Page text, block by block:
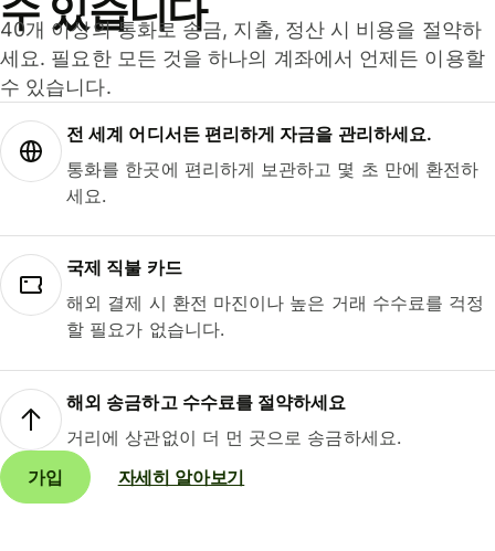
수 있습니다
40개 이상의 통화로 송금, 지출, 정산 시 비용을 절약하
세요. 필요한 모든 것을 하나의 계좌에서 언제든 이용할
수 있습니다.
전 세계 어디서든 편리하게 자금을 관리하세요.
통화를 한곳에 편리하게 보관하고 몇 초 만에 환전하
세요.
국제 직불 카드
해외 결제 시 환전 마진이나 높은 거래 수수료를 걱정
할 필요가 없습니다.
해외 송금하고 수수료를 절약하세요
거리에 상관없이 더 먼 곳으로 송금하세요.
가입
자세히 알아보기